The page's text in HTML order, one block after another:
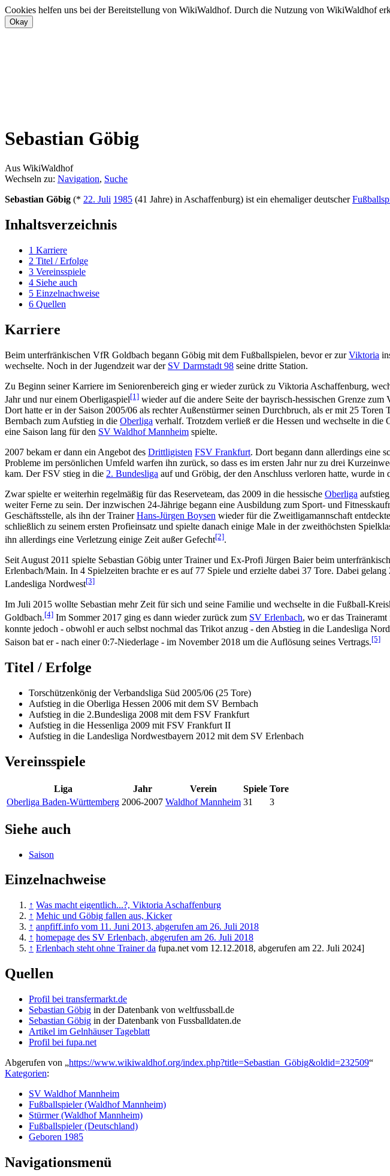
Cookies helfen uns bei der Bereitstellung von WikiWaldhof. Durch die Nutzung von WikiWaldhof
Sebastian Göbig
Aus WikiWaldhof
Wechseln zu: Navigation, Suche
Sebastian Göbig (* 22. Juli 1985 (41 Jahre) in Aschaffenburg) ist ein ehemaliger deutscher
Inhaltsverzeichnis
1 Karriere
2 Titel / Erfolge
3 Vereinsspiele
4 Siehe auch
5 Einzelnachweise
6 Quellen
Karriere
Beim unterfränkischen VfR Goldbach begann Göbig mit dem Fußballspielen, bevor er zurViktoria
wechselte. Noch in der Jugendzeit war der SV Darmstadt 98 seine dritte Station.
Zu Beginn seiner Karriere im Seniorenbereich ging er wieder zurück zu Viktoria Aschaffenburg,
Jahr und nur einem Oberligaspiel[1] wieder auf die andere Seite der bayrisch-hessischen Grenze zum
Dort hatte er in der Saison 2005/06 als rechter Außenstürmer seinen Durchbruch, als er mit 25 Toren
Bernbach zum Aufstieg in die Oberliga verhalf. Trotzdem verließ er die Hessen und wechselte in die
eine Saison lang für den SV Waldhof Mannheim spielte.
2007 bekam er dann ein Angebot des Drittligisten FSV Frankfurt. Dort begann dann allerdings eine
Probleme im persönlichen Umfeld warfen ihn zurück, so dass es im ersten Jahr nur zu drei
kam. Der FSV stieg in die 2. Bundesliga auf und Gröbig, der den Anschluss verloren hatte, wurde in
Zwar spielte er weiterhin regelmäßig für das Reserveteam, das 2009 in die hessische Oberliga
weiter Ferne zu sein. Der inzwischen 24-Jährige begann eine Ausbildung zum Sport- und
Geschäftsstelle, als ihn der TrainerHans-Jürgen Boysen wieder für die Zweitligamannschaft
schließlich zu seinem ersten Profieinsatz und spielte danach einige Male in der zweithöchsten
ihn allerdings eine Verletzung einige Zeit außer Gefecht[2].
Seit August 2011 spielte Sebastian Göbig unter Trainer und Ex-Profi Jürgen Baier beim
Erlenbach/Main. In 4 Spielzeiten brachte er es auf 77 Spiele und erzielte dabei 37 Tore. Dabei
Landesliga Nordwest[3]
Im Juli 2015 wollte Sebastian mehr Zeit für sich und seine Familie und wechselte in die Fußball-
Goldbach.[4] Im Sommer 2017 ging es dann wieder zurück zum SV Erlenbach, wo er das
konnte jedoch - obwohl er auch selbst nochmal das Trikot anzug - den Abstieg in die Landesliga
Saison bat er - nach einer 0:7-Niederlage - im November 2018 um die Auflösung seines Vertrags.[5]
Titel / Erfolge
Torschützenkönig der Verbandsliga Süd 2005/06 (25 Tore)
Aufstieg in die Oberliga Hessen 2006 mit dem SV Bernbach
Aufstieg in die 2.Bundesliga 2008 mit dem FSV Frankfurt
Aufstieg in die Hessenliga 2009 mit FSV Frankfurt II
Aufstieg in die Landesliga Nordwestbayern 2012 mit dem SV Erlenbach
Vereinsspiele
Liga Jahr Verein Spiele Tore
Oberliga Baden-Württemberg 2006-2007 Waldhof Mannheim 31 3
Siehe auch
Saison
Einzelnachweise
↑ Was macht eigentlich...?, Viktoria Aschaffenburg
↑ Mehic und Göbig fallen aus, Kicker
↑ anpfiff.info vom 11. Juni 2013, abgerufen am 26. Juli 2018
↑ homepage des SV Erlenbach, abgerufen am 26. Juli 2018
↑ Erlenbach steht ohne Trainer da fupa.net vom 12.12.2018, abgerufen am 22. Juli 2024]
Quellen
Profil bei transfermarkt.de
Sebastian Göbig in der Datenbank von weltfussball.de
Sebastian Göbig in der Datenbank von Fussballdaten.de
Artikel im Gelnhäuser Tageblatt
Profil bei fupa.net
Abgerufen von „https://www.wikiwaldhof.org/index.php?title=Sebastian_Göbig&oldid=232509“
Kategorien:
SV Waldhof Mannheim
Fußballspieler (Waldhof Mannheim)
Stürmer (Waldhof Mannheim)
Fußballspieler (Deutschland)
Geboren 1985
Navigationsmenü